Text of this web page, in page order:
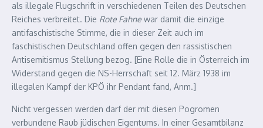
als illegale Flugschrift in verschiedenen Teilen des Deutschen
Reiches verbreitet. Die Rote Fahne war damit die einzige
antifaschistische Stimme, die in dieser Zeit auch im
faschistischen Deutschland offen gegen den rassistischen
Antisemitismus Stellung bezog. [Eine Rolle die in Österreich im
Widerstand gegen die NS-Herrschaft seit 12. März 1938 im
illegalen Kampf der KPÖ ihr Pendant fand, Anm.]
Nicht vergessen werden darf der mit diesen Pogromen
verbundene Raub jüdischen Eigentums. In einer Gesamtbilanz